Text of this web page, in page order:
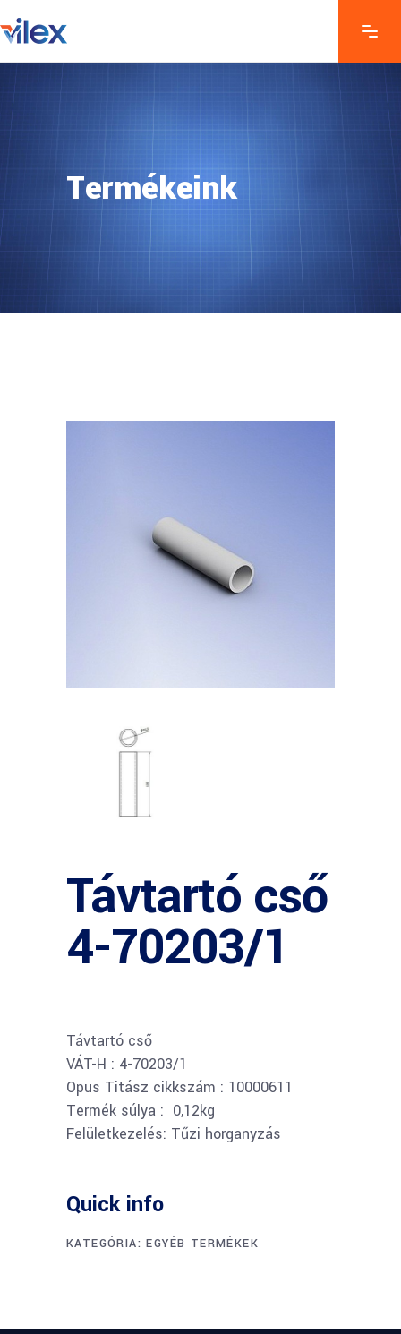
Termékeink
Távtartó cső
4-70203/1
Távtartó cső
VÁT-H : 4-70203/1
Opus Titász cikkszám : 10000611
Termék súlya : 0,12kg
Felületkezelés: Tűzi horganyzás
Quick info
KATEGÓRIA:EGYÉB TERMÉKEK